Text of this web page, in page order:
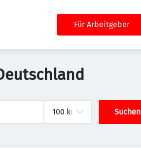
Für Arbeitgeber
Suchen